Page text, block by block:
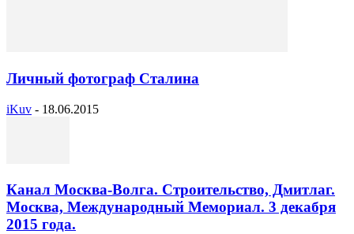
Личный фотограф Сталина
iKuv - 18.06.2015
Канал Москва-Волга. Строительство, Дмитлаг.
Москва, Международный Мемориал. 3 декабря
2015 года.